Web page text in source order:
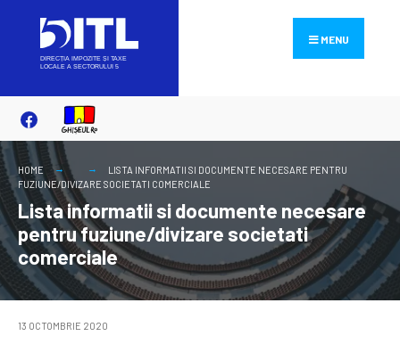
content
MENU
HOME
LISTA INFORMATII SI DOCUMENTE NECESARE PENTRU
FUZIUNE/DIVIZARE SOCIETATI COMERCIALE
Lista informatii si documente necesare
pentru fuziune/divizare societati
comerciale
13 OCTOMBRIE 2020
for: